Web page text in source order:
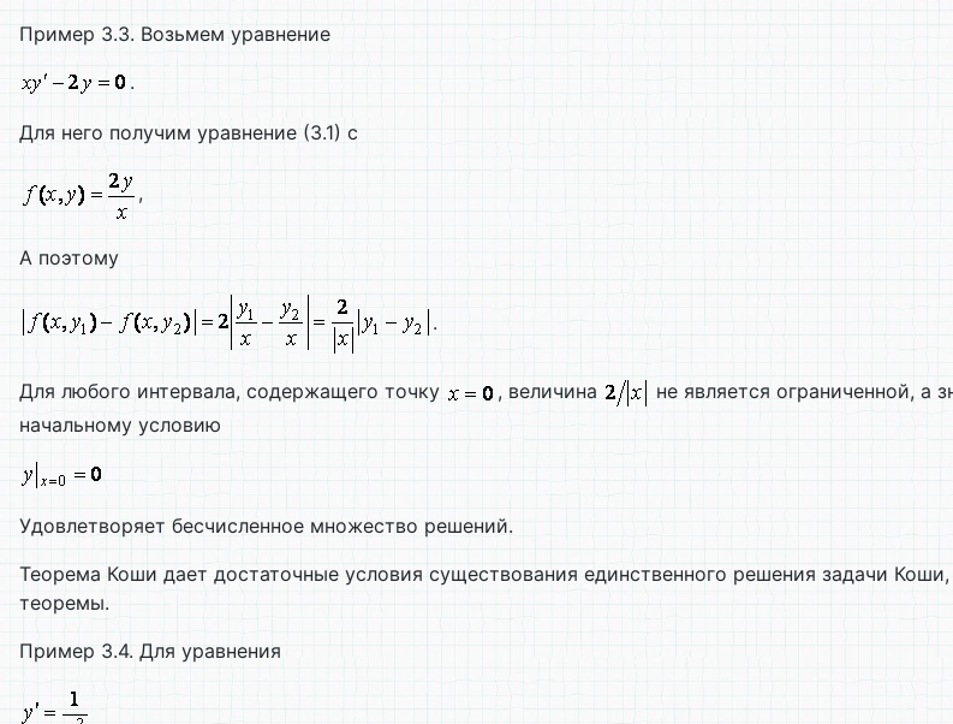
Пример 3.3. Возьмем уравнение
.
Для него получим уравнение (3.1) с
,
А поэтому
.
Для любого интервала, содержащего точку , величина
не является ограниченной,
начальному условию
Удовлетворяет бесчисленное множество решений.
Теорема Коши дает достаточные условия существования единственного решения задачи
теоремы.
Пример 3.4. Для уравнения